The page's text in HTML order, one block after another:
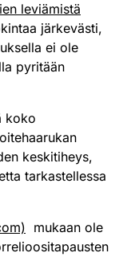
leviämistä
järkevästi,
ei ole
pyritään
koko
keskitiheys,
tarkastellessa
mukaan ole